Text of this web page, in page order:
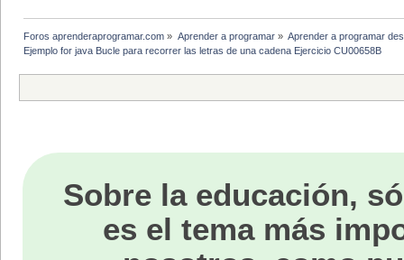
Foros aprenderaprogramar.com » Aprender a programar» Aprender a programar
Ejemplo for java Bucle para recorrer las letras de una cadena Ejercicio CU00658B
Sobre la educación,
es el tema más